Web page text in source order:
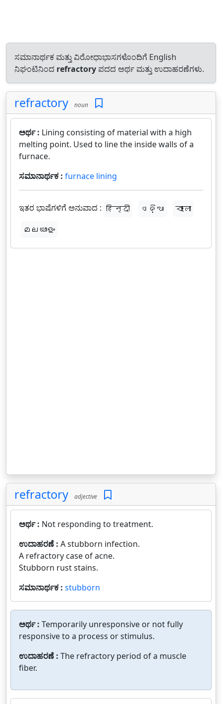
ಸಮಾನಾರ್ಥಕ ಮತ್ತು ವಿರೋಧಾಭಾಸಗಳೊಂದಿಗೆ English
ನಿಘಂಟಿನಿಂದ refractory ಪದದ ಅರ್ಥ ಮತ್ತು ಉದಾಹರಣೆಗಳು.
refractory noun
ಅರ್ಥ : Lining consisting of material with a high
melting point. Used to line the inside walls of a
furnace.
ಸಮಾನಾರ್ಥಕ : furnace lining
ಇತರ ಭಾಷೆಗಳಿಗೆ ಅನುವಾದ : हिन्दी ଓଡ଼ିଆ
বাংলা
മലയാളം
refractory adjective
ಅರ್ಥ : Not responding to treatment.
ಉದಾಹರಣೆ : A stubborn infection.
A refractory case of acne.
Stubborn rust stains.
ಸಮಾನಾರ್ಥಕ : stubborn
ಅರ್ಥ : Temporarily unresponsive or not fully
responsive to a process or stimulus.
ಉದಾಹರಣೆ : The refractory period of a muscle
fiber.